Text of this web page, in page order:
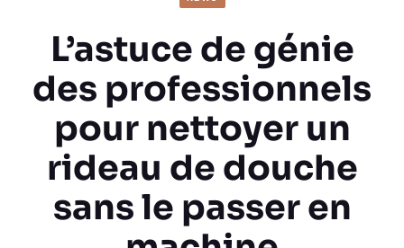
L’astuce de génie
des professionnels
pour nettoyer un
rideau de douche
sans le passer en